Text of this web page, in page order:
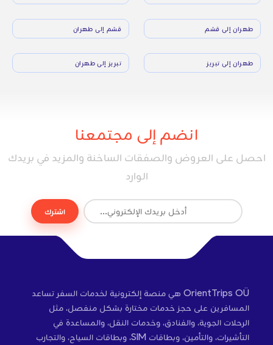
طهران إلى قشم قشم إلى طهران
طهران إلى تبريز تبريز إلى طهران
انضم إلى مجتمعنا
احصل على العروض والصفقات الساخنة والمزيد في بريدك
الوارد
اشترك
OrientTrips OÜ هي منصة إلكترونية لخدمات السفر تساعد
المسافرين على حجز خدمات مختارة بشكل منفصل، مثل
الرحلات الجوية، والفنادق، وخدمات النقل، والمساعدة في
التأشيرات، والتأمين، وبطاقات SIM، وبطاقات السياح، والتجارب